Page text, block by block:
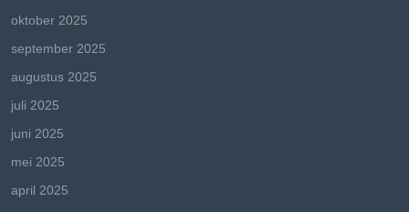
oktober 2025
september 2025
augustus 2025
juli 2025
juni 2025
mei 2025
april 2025